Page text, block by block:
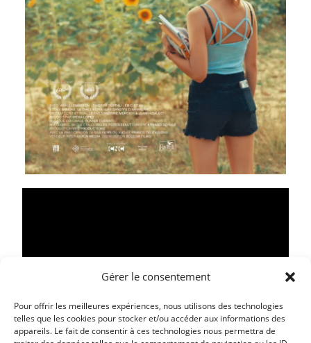
Gérer le consentement
Pour offrir les meilleures expériences, nous utilisons des technologies
telles que les cookies pour stocker et/ou accéder aux informations des
appareils. Le fait de consentir à ces technologies nous permettra de